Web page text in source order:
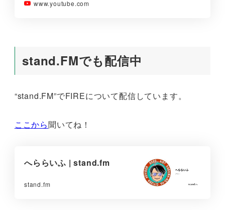
www.youtube.com
stand.FMでも配信中
“stand.FM”でFIREについて配信しています。
ここから聞いてね！
へららいふ | stand.fm
stand.fm